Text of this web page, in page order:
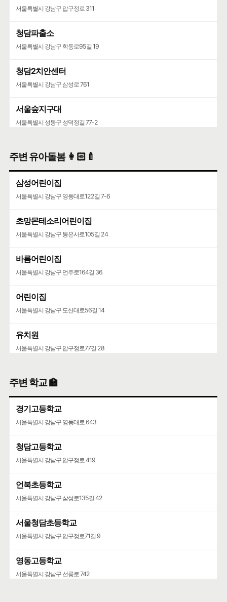
서울특별시 강남구 압구정로 311
청담파출소
서울특별시 강남구 학동로95길 19
청담2치안센터
서울특별시 강남구 삼성로 761
서울숲지구대
서울특별시 성동구 성덕정길 77-2
서울특별시 성동구 뚝섬로 452
주변 유아돌봄 👩🏻‍🍼
삼성어린이집
서울특별시 강남구 영동대로122길 7-6
초망몬테소리어린이집
서울특별시 강남구 봉은사로105길 24
바롬어린이집
서울특별시 강남구 언주로164길 36
어린이집
서울특별시 강남구 도산대로56길 14
유치원
서울특별시 강남구 압구정로77길 28
서울특별시 광진구 능동로3마길 1
주변 학교 🏫
경기고등학교
서울특별시 강남구 영동대로 643
청담고등학교
서울특별시 강남구 압구정로 419
언북초등학교
서울특별시 강남구 삼성로135길 42
서울청담초등학교
서울특별시 강남구 압구정로71길 9
영동고등학교
서울특별시 강남구 선릉로 742